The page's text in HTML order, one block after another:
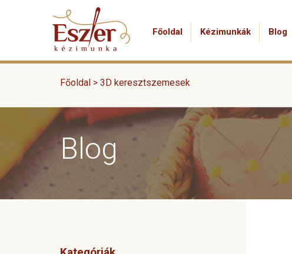
Főoldal Kézimunkák Blog
Főoldal > 3D keresztszemesek
Blog